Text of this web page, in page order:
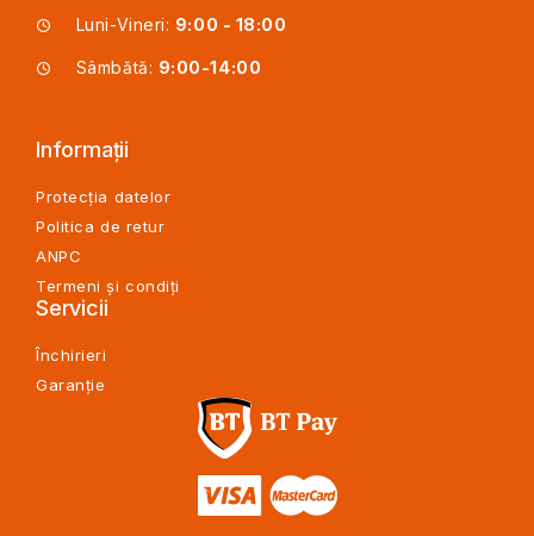
Luni-Vineri: 9:00 - 18:00
Sâmbătă: 9:00-14:00
Informații
Protecția datelor
Politica de retur
ANPC
Termeni și condiți
Servicii
Închirieri
Garanție